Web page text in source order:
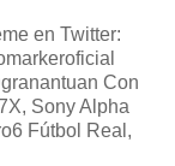
en Twitter:
Con
Sony Alpha
Fútbol Real,